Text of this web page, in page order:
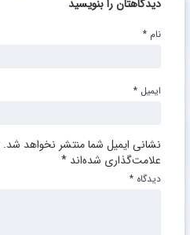
دیدگاهتان را بنویسید
نشانی ایمیل شما منتشر نخواهد شد.
علامت‌گذاری شده‌اند *
دیدگاه *
نام *
ایمیل *